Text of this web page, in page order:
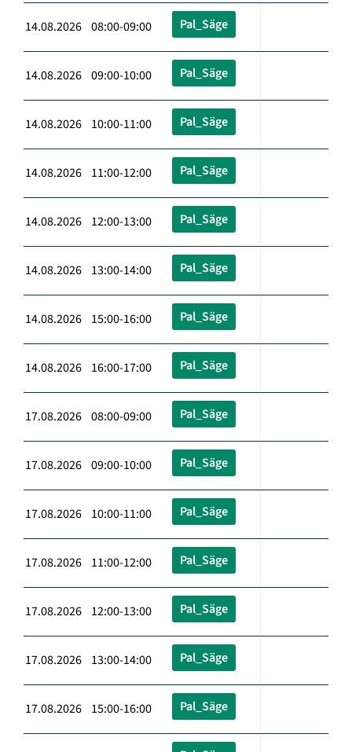
14.08.2026 08:00-09:00 Pal_Säge
14.08.2026 09:00-10:00 Pal_Säge
14.08.2026 10:00-11:00 Pal_Säge
14.08.2026 11:00-12:00 Pal_Säge
14.08.2026 12:00-13:00 Pal_Säge
14.08.2026 13:00-14:00 Pal_Säge
14.08.2026 15:00-16:00 Pal_Säge
14.08.2026 16:00-17:00 Pal_Säge
17.08.2026 08:00-09:00 Pal_Säge
17.08.2026 09:00-10:00 Pal_Säge
17.08.2026 10:00-11:00 Pal_Säge
17.08.2026 11:00-12:00 Pal_Säge
17.08.2026 12:00-13:00 Pal_Säge
17.08.2026 13:00-14:00 Pal_Säge
17.08.2026 15:00-16:00 Pal_Säge